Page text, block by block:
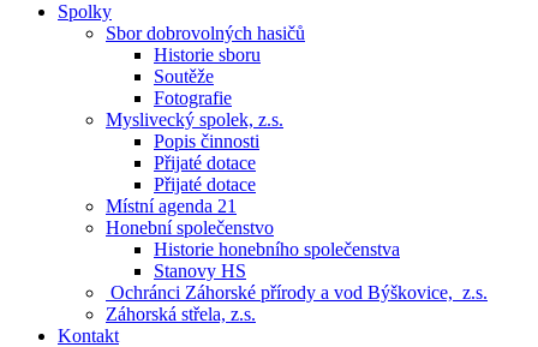
Spolky
Sbor dobrovolných hasičů
Historie sboru
Soutěže
Fotografie
Myslivecký spolek, z.s.
Popis činnosti
Přijaté dotace
Přijaté dotace
Místní agenda 21
Honební společenstvo
Historie honebního společenstva
Stanovy HS
Ochránci Záhorské přírody a vod Býškovice, z.s.
Záhorská střela, z.s.
Kontakt